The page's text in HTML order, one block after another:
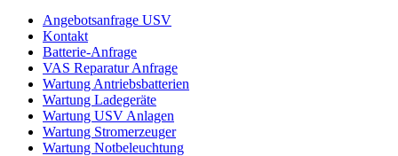
Angebotsanfrage USV
Kontakt
Batterie-Anfrage
VAS Reparatur Anfrage
Wartung Antriebsbatterien
Wartung Ladegeräte
Wartung USV Anlagen
Wartung Stromerzeuger
Wartung Notbeleuchtung